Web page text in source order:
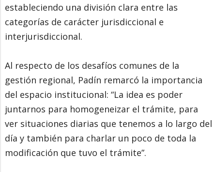
estableciendo una división clara entre las
categorías de carácter jurisdiccional e
interjurisdiccional.
Al respecto de los desafíos comunes de la
gestión regional, Padín remarcó la importancia
del espacio institucional: “La idea es poder
juntarnos para homogeneizar el trámite, para
ver situaciones diarias que tenemos a lo largo del
día y también para charlar un poco de toda la
modificación que tuvo el trámite”.